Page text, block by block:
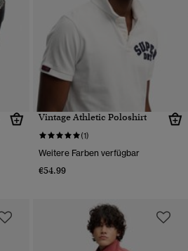
Vintage Athletic Poloshirt
(1)
Weitere Farben verfügbar
€54.99